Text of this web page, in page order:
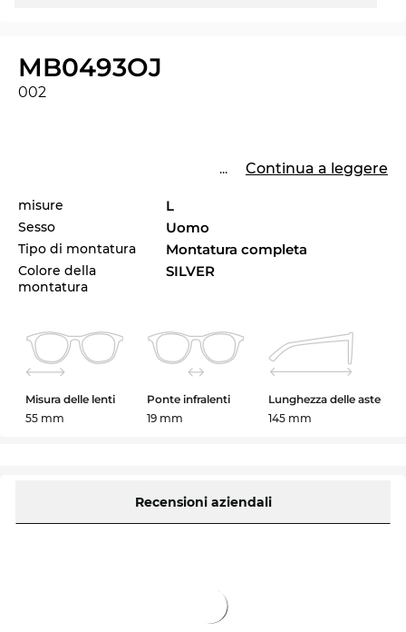
MB0493OJ
002
... Continua a leggere
misure L
Sesso Uomo
Tipo di montatura Montatura completa
Colore della
montatura
SILVER
Misura delle lenti
55 mm
Ponte infralenti
19 mm
Lunghezza delle aste
145 mm
Recensioni aziendali